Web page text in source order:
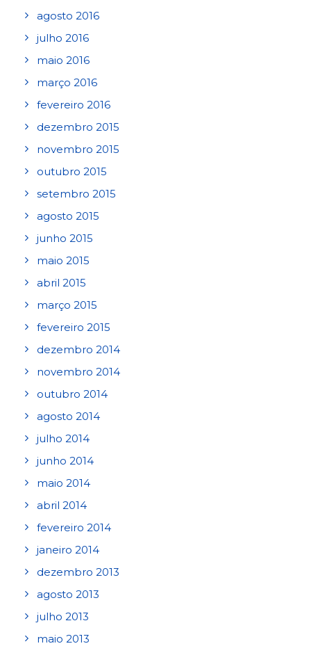
agosto 2016
julho 2016
maio 2016
março 2016
fevereiro 2016
dezembro 2015
novembro 2015
outubro 2015
setembro 2015
agosto 2015
junho 2015
maio 2015
abril 2015
março 2015
fevereiro 2015
dezembro 2014
novembro 2014
outubro 2014
agosto 2014
julho 2014
junho 2014
maio 2014
abril 2014
fevereiro 2014
janeiro 2014
dezembro 2013
agosto 2013
julho 2013
maio 2013